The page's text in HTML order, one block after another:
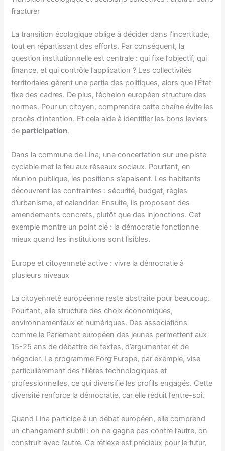
fracturer
La transition écologique oblige à décider dans l’incertitude,
tout en répartissant des efforts. Par conséquent, la
question institutionnelle est centrale : qui fixe l’objectif, qui
finance, et qui contrôle l’application ? Les collectivités
territoriales gèrent une partie des politiques, alors que l’État
fixe des cadres. De plus, l’échelon européen structure des
normes. Pour un citoyen, comprendre cette chaîne évite les
procès d’intention. Et cela aide à identifier les bons leviers
de participation.
Dans la commune de Lina, une concertation sur une piste
cyclable met le feu aux réseaux sociaux. Pourtant, en
réunion publique, les positions s’apaisent. Les habitants
découvrent les contraintes : sécurité, budget, règles
d’urbanisme, et calendrier. Ensuite, ils proposent des
amendements concrets, plutôt que des injonctions. Cet
exemple montre un point clé : la démocratie fonctionne
mieux quand les institutions sont lisibles.
Europe et citoyenneté active : vivre la démocratie à
plusieurs niveaux
La citoyenneté européenne reste abstraite pour beaucoup.
Pourtant, elle structure des choix économiques,
environnementaux et numériques. Des associations
comme le Parlement européen des jeunes permettent aux
15-25 ans de débattre de textes, d’argumenter et de
négocier. Le programme Forg’Europe, par exemple, vise
particulièrement des filières technologiques et
professionnelles, ce qui diversifie les profils engagés. Cette
diversité renforce la démocratie, car elle réduit l’entre-soi.
Quand Lina participe à un débat européen, elle comprend
un changement subtil : on ne gagne pas contre l’autre, on
construit avec l’autre. Ce réflexe est précieux pour le futur,